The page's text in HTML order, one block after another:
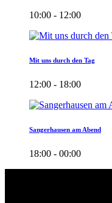
10:00 - 12:00
Mit uns durch den Tag
12:00 - 18:00
Sangerhausen am Abend
18:00 - 00:00